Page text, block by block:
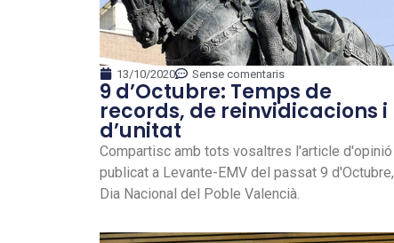
13/10/2020 Sense comentaris
9 d’Octubre: Temps de
records, de reinvidicacions i
d’unitat
Compartisc amb tots vosaltres l'article d'opinió
publicat a Levante-EMV del passat 9 d'Octubre,
Dia Nacional del Poble Valencià.